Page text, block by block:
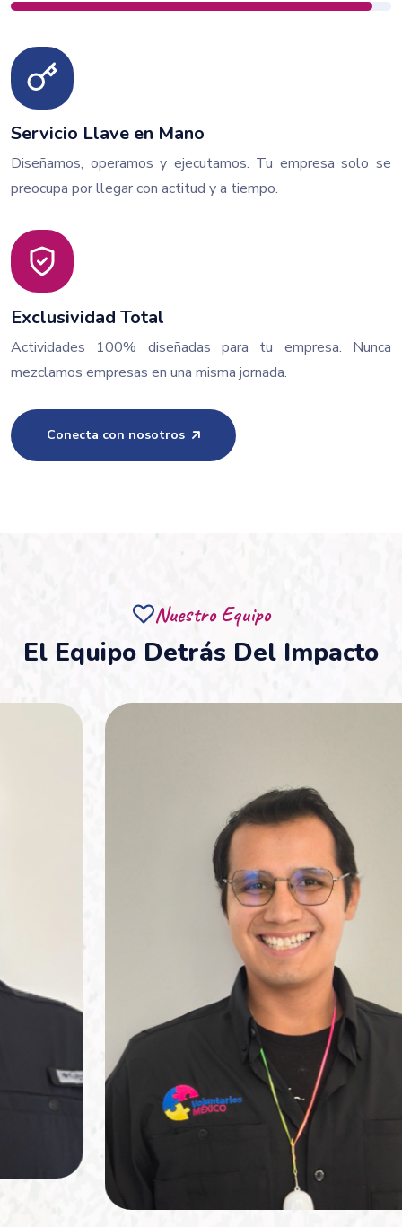
Servicio Llave en Mano
Diseñamos, operamos y ejecutamos. Tu empresa solo se
preocupa por llegar con actitud y a tiempo.
Exclusividad Total
Actividades 100% diseñadas para tu empresa. Nunca
mezclamos empresas en una misma jornada.
Conecta con nosotros
Nuestro Equipo
El Equipo Detrás Del Impacto
Daniela